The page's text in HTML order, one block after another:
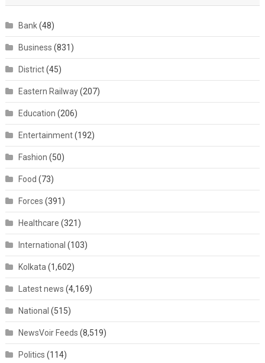
Bank(48)
Business (831)
District(45)
Eastern Railway(207)
Education (206)
Entertainment(192)
Fashion (50)
Food (73)
Forces (391)
Healthcare (321)
International (103)
Kolkata (1,602)
Latest news (4,169)
National (515)
NewsVoir Feeds (8,519)
Politics (114)